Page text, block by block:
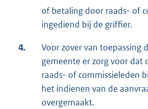
of betaling door raads- of
ingediend bij de griffier.
4.
Voor zover van toepassing
gemeente er zorg voor dat
raads- of commissieleden
het indienen van de
overgemaakt.